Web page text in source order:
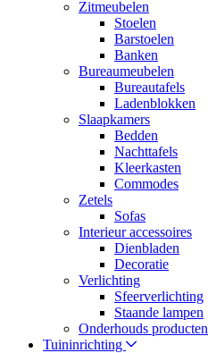
Zitmeubelen
Stoelen
Barstoelen
Banken
Bureaumeubelen
Bureautafels
Ladenblokken
Slaapkamers
Bedden
Nachttafels
Kleerkasten
Commodes
Zetels
Sofas
Interieur accessoires
Dienbladen
Decoratie
Verlichting
Sfeerverlichting
Staande lampen
Onderhouds producten
Tuininrichting